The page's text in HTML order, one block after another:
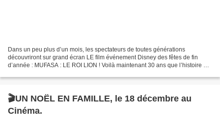
Dans un peu plus d’un mois, les spectateurs de toutes générations
découvriront sur grand écran LE film événement Disney des fêtes de fin
d’année : MUFASA : LE ROI LION ! Voilà maintenant 30 ans que l’histoire de
🎬UN NOËL EN FAMILLE, le 18 décembre au
Cinéma.